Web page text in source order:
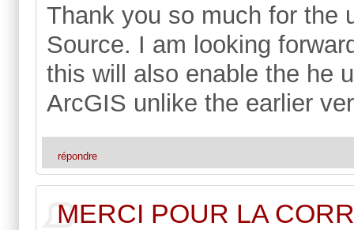
Thank you so much for the
Source. I am looking
this will also enable the he
ArcGIS unlike the earlier
répondre
MERCI POUR LA